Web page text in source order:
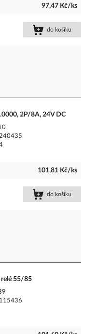
97,47 Kč/ks
do košíku
2P/8A, 24V DC
101,81 Kč/ks
do košíku
relé 55/85